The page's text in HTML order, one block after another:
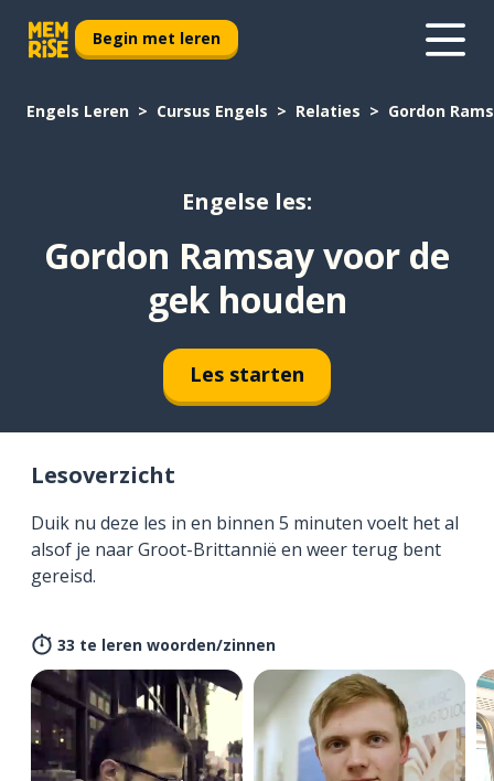
Begin met leren
Engels Leren Cursus Engels Relaties Gordon
Engelse les:
Gordon Ramsay voor de
gek houden
Les starten
Lesoverzicht
Duik nu deze les in en binnen 5 minuten voelt het al
alsof je naar Groot-Brittannië en weer terug bent
gereisd.
33 te leren woorden/zinnen